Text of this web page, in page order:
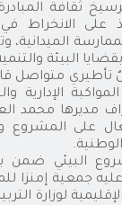
ترسيخ ثقافة
على الانخراط
الميدانية،
البيئة
تأطيري متواصل
الإدارية
مديرها محمد
على المشروع
البيئي ضمن
جمعية إمنزا
لوزارة